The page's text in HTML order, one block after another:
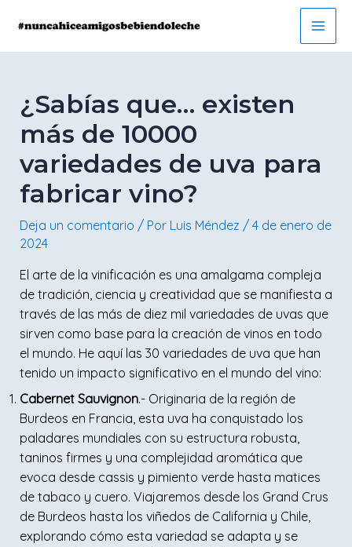
contenido
Main
¿Sabías que… existen
más de 10000
variedades de uva para
fabricar vino?
Deja un comentario / Por Luis Méndez / 4 de enero de
2024
El arte de la vinificación es una amalgama compleja
de tradición, ciencia y creatividad que se manifiesta a
través de las más de diez mil variedades de uvas que
sirven como base para la creación de vinos en todo
el mundo. He aquí las 30 variedades de uva que han
tenido un impacto significativo en el mundo del vino:
Cabernet Sauvignon.- Originaria de la región de
Burdeos en Francia, esta uva ha conquistado los
paladares mundiales con su estructura robusta,
taninos firmes y una complejidad aromática que
evoca desde cassis y pimiento verde hasta matices
de tabaco y cuero. Viajaremos desde los Grand Crus
de Burdeos hasta los viñedos de California y Chile,
explorando cómo esta variedad se adapta y se
de
entradas